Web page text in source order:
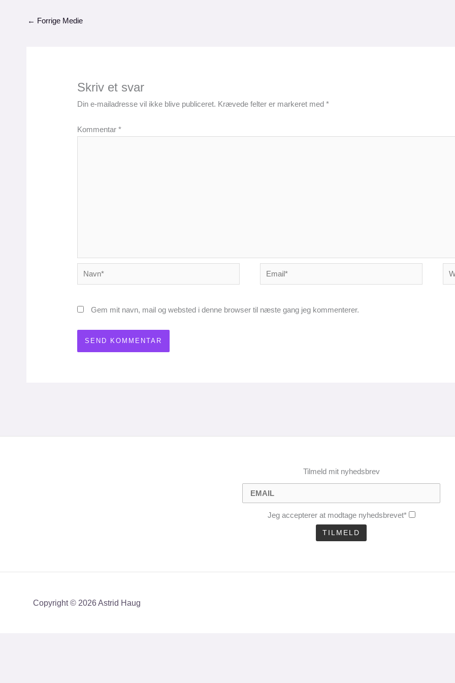
← Forrige Medie
Skriv et svar
Din e-mailadresse vil ikke blive publiceret. Krævede felter er markeret med*
Kommentar*
Navn* Email*
Gem mit navn, mail og websted i denne browser til næste gang jeg kommenterer.
Tilmeld mit nyhedsbrev
Jeg accepterer at modtage nyhedsbrevet*
Copyright © 2026 Astrid Haug